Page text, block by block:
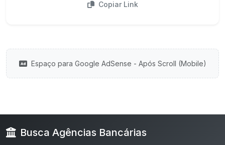
Copiar Link
Espaço para Google AdSense - Após Scroll (Mobile)
Busca Agências Bancárias